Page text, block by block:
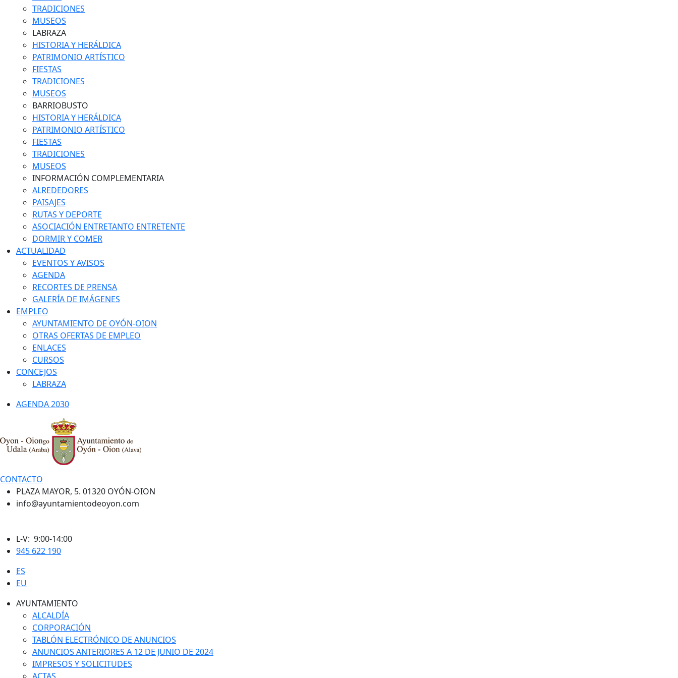
TRADICIONES
MUSEOS
LABRAZA
HISTORIA Y HERÁLDICA
PATRIMONIO ARTÍSTICO
FIESTAS
TRADICIONES
MUSEOS
BARRIOBUSTO
HISTORIA Y HERÁLDICA
PATRIMONIO ARTÍSTICO
FIESTAS
TRADICIONES
MUSEOS
INFORMACIÓN COMPLEMENTARIA
ALREDEDORES
PAISAJES
RUTAS Y DEPORTE
ASOCIACIÓN ENTRETANTO ENTRETENTE
DORMIR Y COMER
ACTUALIDAD
EVENTOS Y AVISOS
AGENDA
RECORTES DE PRENSA
GALERÍA DE IMÁGENES
EMPLEO
AYUNTAMIENTO DE OYÓN-OION
OTRAS OFERTAS DE EMPLEO
ENLACES
CURSOS
CONCEJOS
LABRAZA
AGENDA 2030
CONTACTO
PLAZA MAYOR, 5. 01320 OYÓN-OION
info@ayuntamientodeoyon.com
L-V: 9:00-14:00
945 622 190
ES
EU
AYUNTAMIENTO
ALCALDÍA
CORPORACIÓN
TABLÓN ELECTRÓNICO DE ANUNCIOS
ANUNCIOS ANTERIORES A 12 DE JUNIO DE 2024
IMPRESOS Y SOLICITUDES